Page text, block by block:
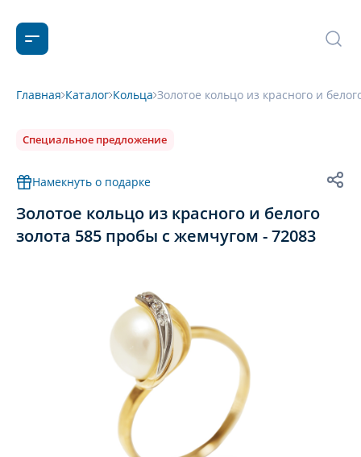
Главная Каталог Кольца Золотое кольцо из красного и
Специальное предложение
Намекнуть о подарке
Золотое кольцо из красного и белого
золота 585 пробы с жемчугом - 72083